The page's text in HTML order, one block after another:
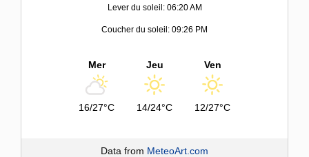
Lever du soleil: 06:20 AM
Coucher du soleil: 09:26 PM
Mer
16/27°C
Jeu
14/24°C
Ven
12/27°C
Data from MeteoArt.com